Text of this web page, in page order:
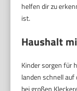
helfen dir zu
ist.
Haushalt
Kinder sorgen für
landen schnell
bei großen